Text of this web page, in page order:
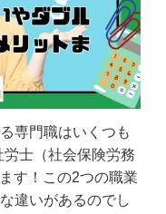
専門職はいくつも
労士（社会保険労務
す！この2つの職業
違いがあるのでし